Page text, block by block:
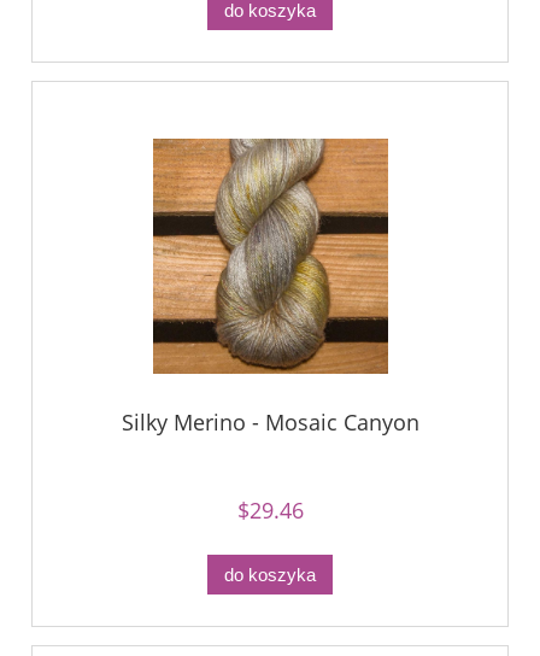
do koszyka
Silky Merino - Mosaic Canyon
$29.46
do koszyka